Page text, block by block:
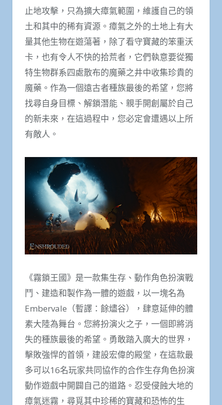
止地攻擊，只為擴大瘴氣範圍，維護自己的領
土和其中的稀有資源。瘴氣之外的土地上有大
量其他生物在遊蕩著，除了看守寶藏的笨重沃
卡，也有令人不快的拾荒者，它們執意要從獨
特生物群系四處散布的魔藥之井中收集珍貴的
魔藥。作為一個遠古者種族最後的希望，您將
找尋自身目標、解鎖潛能、親手開創屬於自己
的新未來，在這過程中，您必定會遭遇以上所
有敵人。
《霧鎖王國》是一款集生存、動作角色扮演戰
鬥、建造和製作為一體的遊戲，以一塊名為
Embervale（暫譯：餘燼谷），肆意延伸的體
素大陸為舞台。您將扮演火之子，一個即將消
失的種族最後的希望。勇敢踏入廣大的世界，
擊敗強悍的首領，建設宏偉的殿堂，在這款最
多可以16名玩家共同協作的合作生存角色扮演
動作遊戲中開闢自己的道路。忍受侵蝕大地的
瘴氣迷霧，尋覓其中珍稀的寶藏和恐怖的生